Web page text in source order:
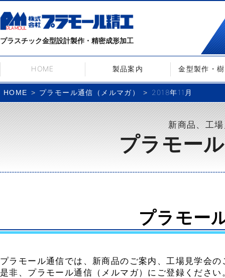
プラスチック金型設計製作・精密成形加工
HOME 製品案内 金型製作・
HOME プラモール通信（メルマガ） 2018年11月
新商品、工
プラモー
プラモー
プラモール通信では、新商品のご案内、工場見学会
是非、プラモール通信（メルマガ）にご登録ください